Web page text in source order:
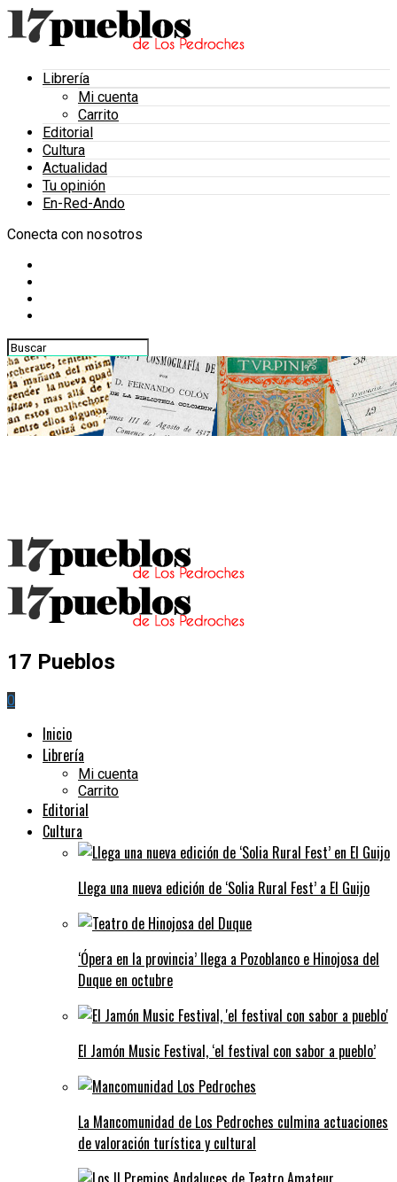
Librería
Mi cuenta
Carrito
Editorial
Cultura
Actualidad
Tu opinión
En-Red-Ando
Conecta con nosotros
17 Pueblos
0
Inicio
Librería
Mi cuenta
Carrito
Editorial
Cultura
Llega una nueva edición de ‘Solia Rural Fest’ a El Guijo
‘Ópera en la provincia’ llega a Pozoblanco e Hinojosa del
Duque en octubre
El Jamón Music Festival, ‘el festival con sabor a pueblo’
La Mancomunidad de Los Pedroches culmina actuaciones
de valoración turística y cultural